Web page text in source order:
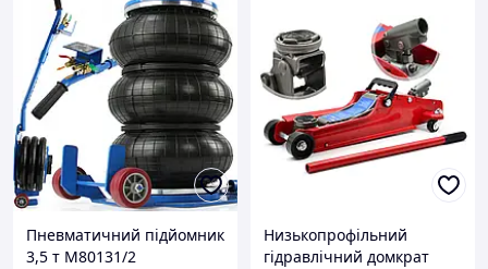
Пневматичний підйомник
3,5 т M80131/2
Низькопрофільний
гідравлічний домкрат